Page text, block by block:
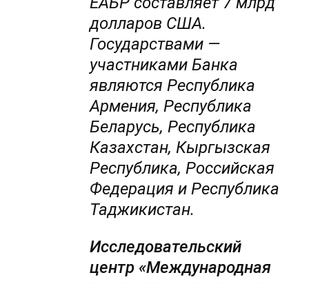
долларов США.
Государствами —
участниками Банка
являются Республика
Армения, Республика
Беларусь, Республика
Казахстан, Кыргызская
Республика, Российская
Федерация и Республика
Таджикистан.
Исследовательский
центр «Международная